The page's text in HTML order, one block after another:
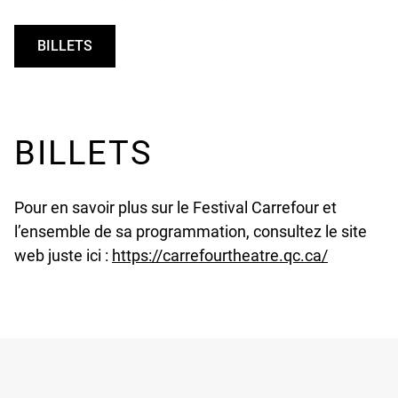
BILLETS
UNDEFINED
BILLETS
Pour en savoir plus sur le Festival Carrefour et
l’ensemble de sa programmation, consultez le site
web juste ici : https://carrefourtheatre.qc.ca/undefined